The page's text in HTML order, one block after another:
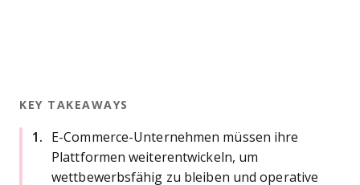
KEY TAKEAWAYS
E-Commerce-Unternehmen müssen ihre
Plattformen weiterentwickeln, um
wettbewerbsfähig zu bleiben und operative